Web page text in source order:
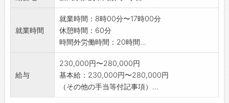
就業時間
就業時間：8時00分〜17時00分
休憩時間：60分
時間外労働時間：20時間...
給与
230,000円〜280,000円
基本給：230,000円〜280,000円
（その他の手当等付記事項）...